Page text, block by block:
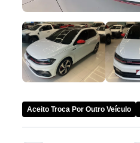
Aceito Troca Por Outro Veículo